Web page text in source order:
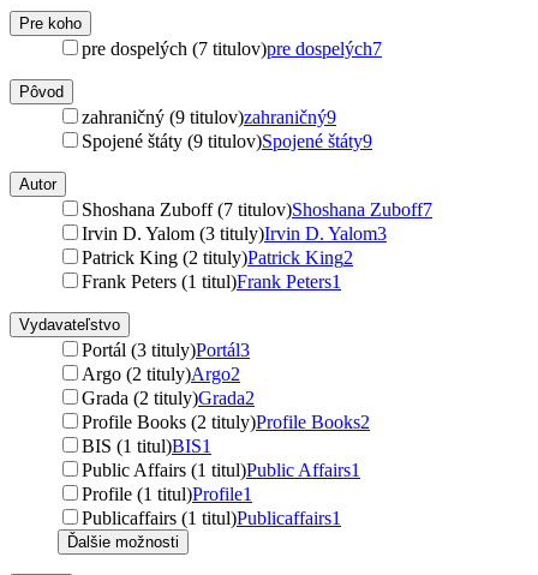
Pre koho
pre dospelých (7 titulov)pre dospelých7
Pôvod
zahraničný (9 titulov)zahraničný9
Spojené štáty (9 titulov)Spojené štáty9
Autor
Shoshana Zuboff (7 titulov)Shoshana Zuboff7
Irvin D. Yalom (3 tituly)Irvin D. Yalom3
Patrick King (2 tituly)Patrick King2
Frank Peters (1 titul)Frank Peters1
Vydavateľstvo
Portál (3 tituly)Portál3
Argo (2 tituly)Argo2
Grada (2 tituly)Grada2
Profile Books (2 tituly)Profile Books2
BIS (1 titul)BIS1
Public Affairs (1 titul)Public Affairs1
Profile (1 titul)Profile1
Publicaffairs (1 titul)Publicaffairs1
Ďalšie možnosti